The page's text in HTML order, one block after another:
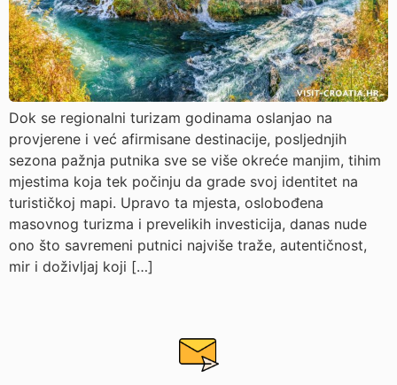
Dok se regionalni turizam godinama oslanjao na
provjerene i već afirmisane destinacije, posljednjih
sezona pažnja putnika sve se više okreće manjim, tihim
mjestima koja tek počinju da grade svoj identitet na
turističkoj mapi. Upravo ta mjesta, oslobođena
masovnog turizma i prevelikih investicija, danas nude
ono što savremeni putnici najviše traže, autentičnost,
mir i doživljaj koji […]